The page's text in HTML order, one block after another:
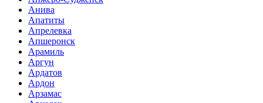
Анива
Апатиты
Апрелевка
Апшеронск
Арамиль
Аргун
Ардатов
Ардон
Арзамас